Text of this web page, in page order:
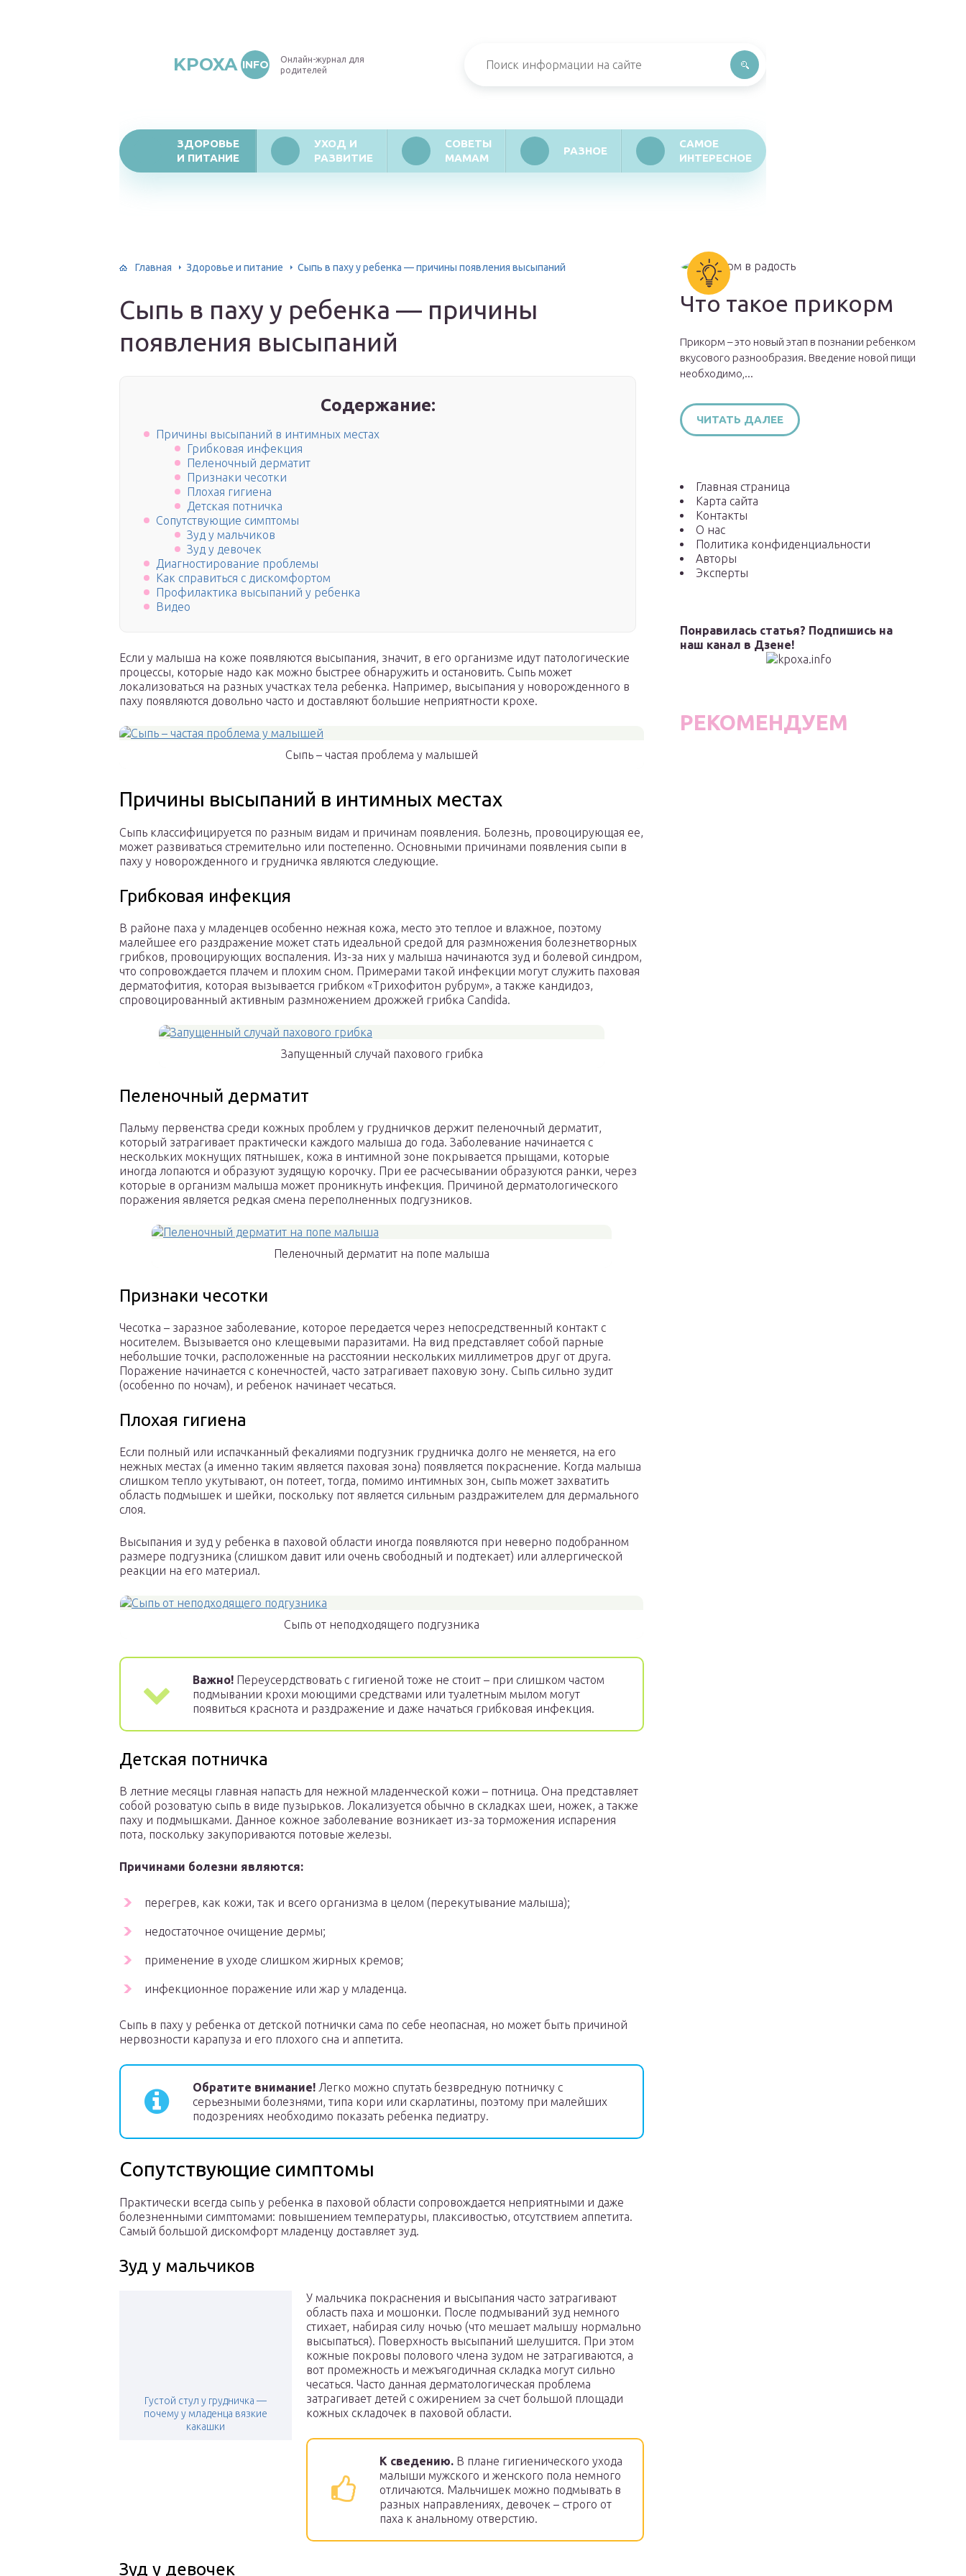
KPOXA INFO
Онлайн-журнал для
родителей
ЗДОРОВЬЕ
И ПИТАНИЕ
УХОД И
РАЗВИТИЕ
СОВЕТЫ
МАМАМ
РАЗНОЕ
САМОЕ
ИНТЕРЕСНОЕ
Главная Здоровье и питание Сыпь в паху у ребенка — причины появления высыпаний
Сыпь в паху у ребенка — причины
появления высыпаний
Содержание:
Причины высыпаний в интимных местах
Грибковая инфекция
Пеленочный дерматит
Признаки чесотки
Плохая гигиена
Детская потничка
Сопутствующие симптомы
Зуд у мальчиков
Зуд у девочек
Диагностирование проблемы
Как справиться с дискомфортом
Профилактика высыпаний у ребенка
Видео
Если у малыша на коже появляются высыпания, значит, в его организме идут патологические
процессы, которые надо как можно быстрее обнаружить и остановить. Сыпь может
локализоваться на разных участках тела ребенка. Например, высыпания у новорожденного в
паху появляются довольно часто и доставляют большие неприятности крохе.
Сыпь – частая проблема у малышей
Причины высыпаний в интимных местах
Сыпь классифицируется по разным видам и причинам появления. Болезнь, провоцирующая ее,
может развиваться стремительно или постепенно. Основными причинами появления сыпи в
паху у новорожденного и грудничка являются следующие.
Грибковая инфекция
В районе паха у младенцев особенно нежная кожа, место это теплое и влажное, поэтому
малейшее его раздражение может стать идеальной средой для размножения болезнетворных
грибков, провоцирующих воспаления. Из-за них у малыша начинаются зуд и болевой синдром,
что сопровождается плачем и плохим сном. Примерами такой инфекции могут служить паховая
дерматофития, которая вызывается грибком «Трихофитон рубрум», а также кандидоз,
спровоцированный активным размножением дрожжей грибка Candida.
Запущенный случай пахового грибка
Пеленочный дерматит
Пальму первенства среди кожных проблем у грудничков держит пеленочный дерматит,
который затрагивает практически каждого малыша до года. Заболевание начинается с
нескольких мокнущих пятнышек, кожа в интимной зоне покрывается прыщами, которые
иногда лопаются и образуют зудящую корочку. При ее расчесывании образуются ранки, через
которые в организм малыша может проникнуть инфекция. Причиной дерматологического
поражения является редкая смена переполненных подгузников.
Пеленочный дерматит на попе малыша
Признаки чесотки
Чесотка – заразное заболевание, которое передается через непосредственный контакт с
носителем. Вызывается оно клещевыми паразитами. На вид представляет собой парные
небольшие точки, расположенные на расстоянии нескольких миллиметров друг от друга.
Поражение начинается с конечностей, часто затрагивает паховую зону. Сыпь сильно зудит
(особенно по ночам), и ребенок начинает чесаться.
Плохая гигиена
Если полный или испачканный фекалиями подгузник грудничка долго не меняется, на его
нежных местах (а именно таким является паховая зона) появляется покраснение. Когда малыша
слишком тепло укутывают, он потеет, тогда, помимо интимных зон, сыпь может захватить
область подмышек и шейки, поскольку пот является сильным раздражителем для дермального
слоя.
Высыпания и зуд у ребенка в паховой области иногда появляются при неверно подобранном
размере подгузника (слишком давит или очень свободный и подтекает) или аллергической
реакции на его материал.
Сыпь от неподходящего подгузника
Важно! Переусердствовать с гигиеной тоже не стоит – при слишком частом
подмывании крохи моющими средствами или туалетным мылом могут
появиться краснота и раздражение и даже начаться грибковая инфекция.
Детская потничка
В летние месяцы главная напасть для нежной младенческой кожи – потница. Она представляет
собой розоватую сыпь в виде пузырьков. Локализуется обычно в складках шеи, ножек, а также
паху и подмышками. Данное кожное заболевание возникает из-за торможения испарения
пота, поскольку закупориваются потовые железы.
Причинами болезни являются:
перегрев, как кожи, так и всего организма в целом (перекутывание малыша);
недостаточное очищение дермы;
применение в уходе слишком жирных кремов;
инфекционное поражение или жар у младенца.
Сыпь в паху у ребенка от детской потнички сама по себе неопасная, но может быть причиной
нервозности карапуза и его плохого сна и аппетита.
Обратите внимание! Легко можно спутать безвредную потничку с
серьезными болезнями, типа кори или скарлатины, поэтому при малейших
подозрениях необходимо показать ребенка педиатру.
Сопутствующие симптомы
Практически всегда сыпь у ребенка в паховой области сопровождается неприятными и даже
болезненными симптомами: повышением температуры, плаксивостью, отсутствием аппетита.
Самый большой дискомфорт младенцу доставляет зуд.
Зуд у мальчиков
Густой стул у грудничка —
почему у младенца вязкие
какашки
У мальчика покраснения и высыпания часто затрагивают
область паха и мошонки. После подмываний зуд немного
стихает, набирая силу ночью (что мешает малышу нормально
высыпаться). Поверхность высыпаний шелушится. При этом
кожные покровы полового члена зудом не затрагиваются, а
вот промежность и межъягодичная складка могут сильно
чесаться. Часто данная дерматологическая проблема
затрагивает детей с ожирением за счет большой площади
кожных складочек в паховой области.
К сведению. В плане гигиенического ухода
малыши мужского и женского пола немного
отличаются. Мальчишек можно подмывать в
разных направлениях, девочек – строго от
паха к анальному отверстию.
Зуд у девочек
Что такое прикорм
Прикорм – это новый этап в познании ребенком
вкусового разнообразия. Введение новой пищи
необходимо,...
ЧИТАТЬ ДАЛЕЕ
Главная страница
Карта сайта
Контакты
О нас
Политика конфиденциальности
Авторы
Эксперты
Понравилась статья? Подпишись на
наш канал в Дзене!
РЕКОМЕНДУЕМ